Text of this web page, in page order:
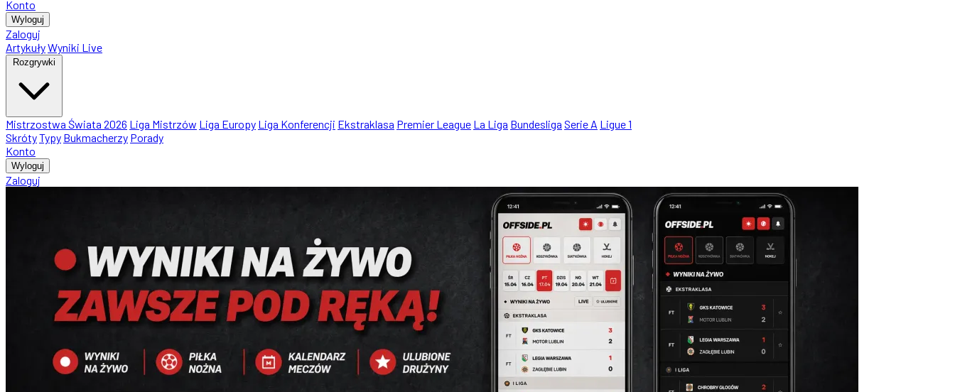
Konto
Wyloguj
Zaloguj
ArtykułyWyniki Live
Rozgrywki
Mistrzostwa Świata 2026 Liga Mistrzów Liga Europy Liga Konferencji Ekstraklasa Premier League La Liga Bundesliga Serie A Ligue 1
SkrótyTypy Bukmacherzy Porady
Konto
Wyloguj
Zaloguj